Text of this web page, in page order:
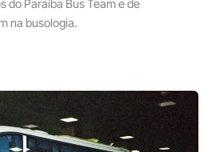
do Paraíba Bus Team e de
na busologia.